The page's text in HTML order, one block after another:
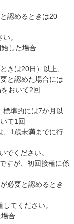
認めるときは20
。
した場合
きは20日）以上、
と認めた場合には
おいて2回
標準的には7か月以
て1回
、1歳未満までに行
でください。
すが、初回接種に係
必要と認めるとき
てください。
合